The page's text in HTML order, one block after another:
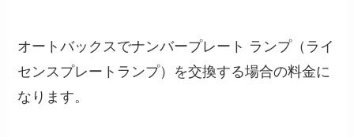
オートバックスでナンバープレート ランプ（ライ
センスプレートランプ）を交換する場合の料金に
なります。